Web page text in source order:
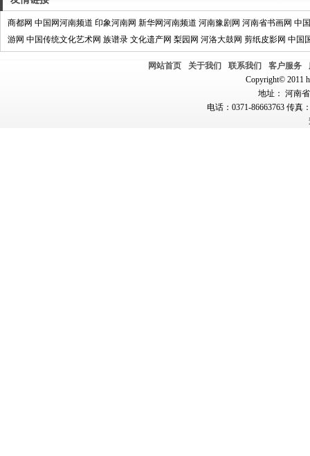
商都网 中国网河南频道 印象河南网 新华网河南频道 河南豫剧网 河南省书画网 中
游网 中国传统文化艺术网 族谱录 文化遗产网 梨园网 河洛大鼓网 剪纸皮影网 中国
网站首页 关于我们 联系我们 客户服务
Copyright© 2011
地址： 河南
电话：0371-86663763 传真